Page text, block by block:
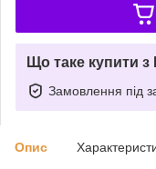
Що таке купити
Замовлення під
Опис